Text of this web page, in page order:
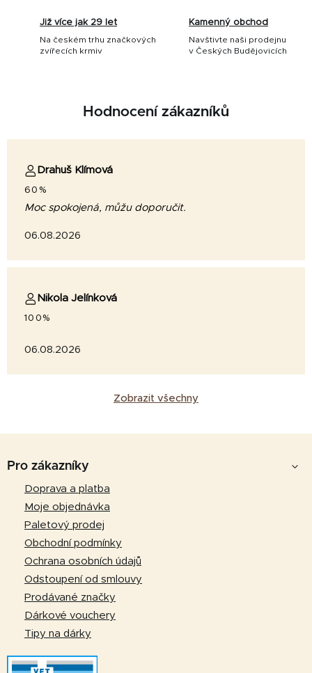
Již více jak 29 let
Na českém trhu značkových
zvířecích krmiv
Kamenný obchod
Navštivte naši prodejnu
v Českých Budějovicích
Hodnocení zákazníků
Drahuš Klímová
60%
Moc spokojená, můžu doporučit.
06.08.2026
Nikola Jelínková
100%
06.08.2026
Zobrazit všechny
Pro zákazníky
Doprava a platba
Moje objednávka
Paletový prodej
Obchodní podmínky
Ochrana osobních údajů
Odstoupení od smlouvy
Prodávané značky
Dárkové vouchery
Tipy na dárky